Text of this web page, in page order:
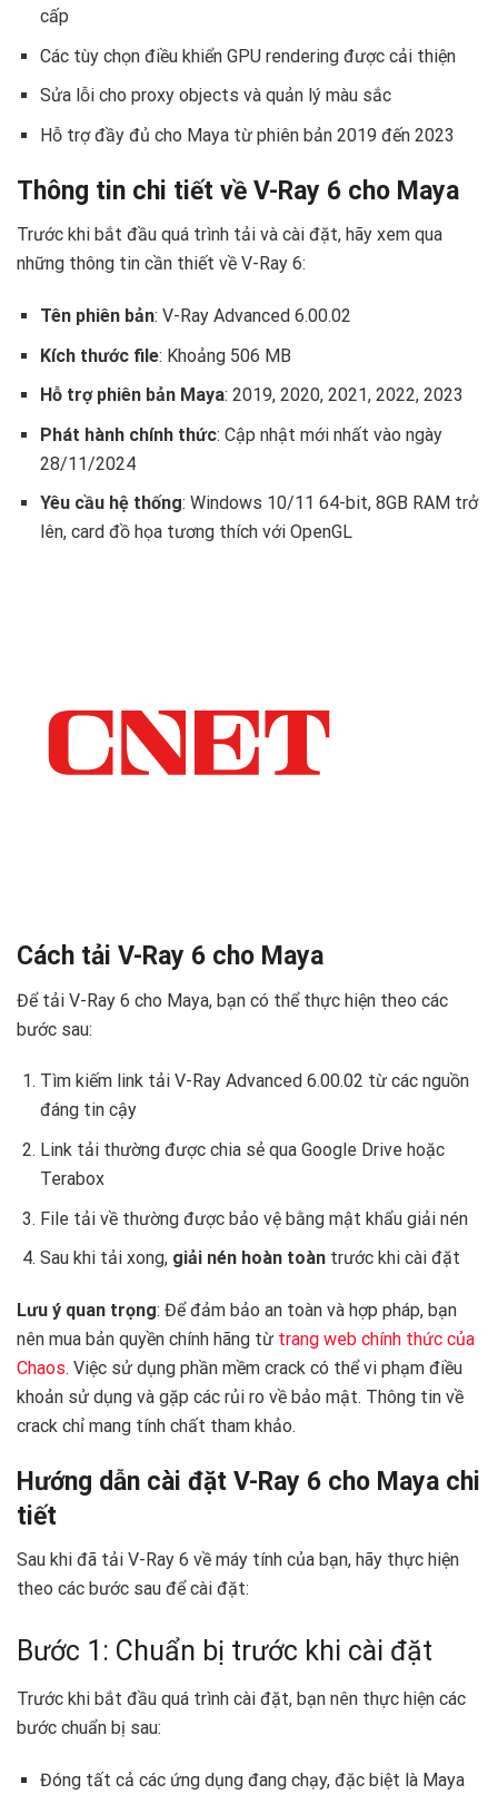
cấp
Các tùy chọn điều khiển GPU rendering được cải thiện
Sửa lỗi cho proxy objects và quản lý màu sắc
Hỗ trợ đầy đủ cho Maya từ phiên bản 2019 đến 2023
Thông tin chi tiết về V-Ray 6 cho Maya
Trước khi bắt đầu quá trình tải và cài đặt, hãy xem qua
những thông tin cần thiết về V-Ray 6:
Tên phiên bản: V-Ray Advanced 6.00.02
Kích thước file: Khoảng 506 MB
Hỗ trợ phiên bản Maya: 2019, 2020, 2021, 2022, 2023
Phát hành chính thức: Cập nhật mới nhất vào ngày
28/11/2024
Yêu cầu hệ thống: Windows 10/11 64-bit, 8GB RAM trở
lên, card đồ họa tương thích với OpenGL
Cách tải V-Ray 6 cho Maya
Để tải V-Ray 6 cho Maya, bạn có thể thực hiện theo các
bước sau:
Tìm kiếm link tải V-Ray Advanced 6.00.02 từ các nguồn
đáng tin cậy
Link tải thường được chia sẻ qua Google Drive hoặc
Terabox
File tải về thường được bảo vệ bằng mật khẩu giải nén
Sau khi tải xong, giải nén hoàn toàntrước khi cài đặt
Lưu ý quan trọng: Để đảm bảo an toàn và hợp pháp, bạn
nên mua bản quyền chính hãng từ trang web chính thức của
Chaos. Việc sử dụng phần mềm crack có thể vi phạm điều
khoản sử dụng và gặp các rủi ro về bảo mật. Thông tin về
crack chỉ mang tính chất tham khảo. ️
Hướng dẫn cài đặt V-Ray 6 cho Maya chi
tiết
Sau khi đã tải V-Ray 6 về máy tính của bạn, hãy thực hiện
theo các bước sau để cài đặt:
Bước 1: Chuẩn bị trước khi cài đặt
Trước khi bắt đầu quá trình cài đặt, bạn nên thực hiện các
bước chuẩn bị sau:
Đóng tất cả các ứng dụng đang chạy, đặc biệt là Maya